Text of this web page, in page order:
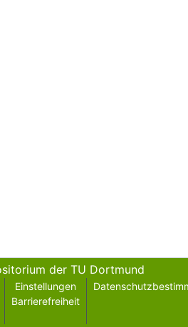
der TU Dortmund
Einstellungen
Barrierefreiheit